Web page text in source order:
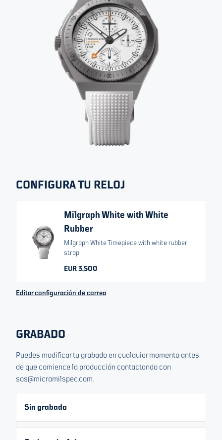
HECHO BAJO PEDIDO
MILGRAPH - WHITE
RESISTENCIA AL AGUA
200 M
RELATED VARIANTS
Milgraph Black
próximos lanzamientos.
Tu correo electrónico
Registrarse para la próxima edición
CONFIGURA TU RELOJ
Milgraph White with White
Rubber
Milgraph White Timepiece with white rubber
strap
EUR 3,500
Editar configuración de correa
GRABADO
Puedes modificar tu grabado en cualquier momento antes
de que comience la producción contactando con
sos@micromilspec.com.
Sin grabado